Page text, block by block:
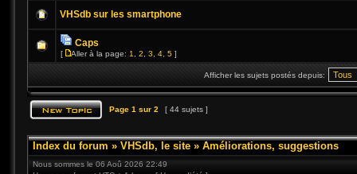
VHSdb sur les smartphone
Caps
[ Aller à la page: 1 2 3 4 5 ]
Afficher les sujets postés depuis:
Page 1 sur 2 [ 44 sujets ]
Index du forum » VHSdb, le site » Améliorations, suggestions
Nous sommes le 06 Aoû 2026 22:49